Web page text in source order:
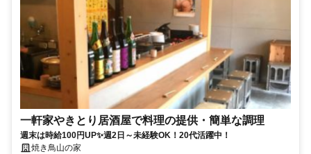
一軒家やきとり居酒屋で料理の提供・簡単な調理
週末は時給100円UP✨週2日～未経験OK！20代活躍中！
焼き鳥山の家